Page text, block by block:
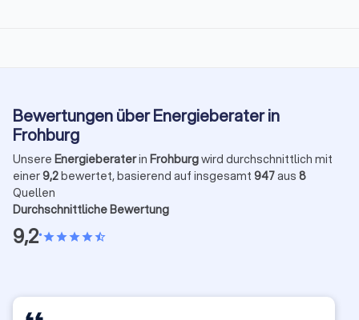
Bewertungen über Energieberater in
Frohburg
Unsere Energieberaterin Frohburgwird durchschnittlich mit
einer9,2bewertet, basierend auf insgesamt 947aus 8
Quellen
Durchschnittliche Bewertung
9,2•starstarstarstarstar_half